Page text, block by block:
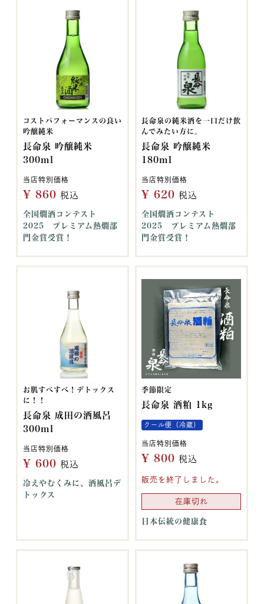
コストパフォーマンスの良い
吟醸純米
長命泉 吟醸純米
300ml
当店特別価格
¥ 860 税込
全国燗酒コンテスト
2025 プレミアム熱燗部
門金賞受賞！
長命泉の純米酒を一口だけ飲
んでみたい方に。
長命泉 吟醸純米
180ml
当店特別価格
¥ 620 税込
全国燗酒コンテスト
2025 プレミアム熱燗部
門金賞受賞！
お肌すべすべ！デトックス
に！！
長命泉 成田の酒風呂
300ml
当店特別価格
¥ 600 税込
冷えやむくみに、酒風呂デ
トックス
季節限定
長命泉 酒粕 1kg
クール便（冷蔵）
当店特別価格
¥ 800 税込
販売を終了しました。
在庫切れ
日本伝統の健康食